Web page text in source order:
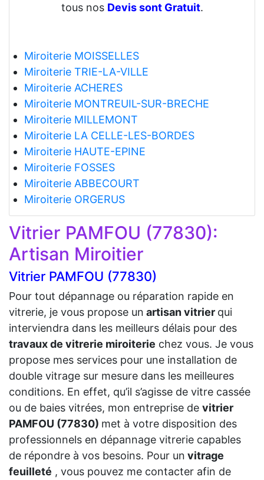
tous nos Devis sont Gratuit.
Miroiterie MOISSELLES
Miroiterie TRIE-LA-VILLE
Miroiterie ACHERES
Miroiterie MONTREUIL-SUR-BRECHE
Miroiterie MILLEMONT
Miroiterie LA CELLE-LES-BORDES
Miroiterie HAUTE-EPINE
Miroiterie FOSSES
Miroiterie ABBECOURT
Miroiterie ORGERUS
Vitrier PAMFOU (77830):
Artisan Miroitier
Vitrier PAMFOU (77830)
Pour tout dépannage ou réparation rapide en
vitrerie, je vous propose un artisan vitrier qui
interviendra dans les meilleurs délais pour des
travaux de vitrerie miroiterie chez vous. Je vous
propose mes services pour une installation de
double vitrage sur mesure dans les meilleures
conditions. En effet, qu’il s’agisse de vitre cassée
ou de baies vitrées, mon entreprise de vitrier
PAMFOU (77830) met à votre disposition des
professionnels en dépannage vitrerie capables
de répondre à vos besoins. Pour un vitrage
feuilleté , vous pouvez me contacter afin de